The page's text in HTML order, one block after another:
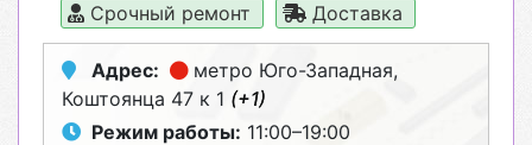
Срочный ремонт
Доставка
Адрес: метро Юго-Западная,
Коштоянца 47 к 1 (+1)
Режим работы: 11:00–19:00